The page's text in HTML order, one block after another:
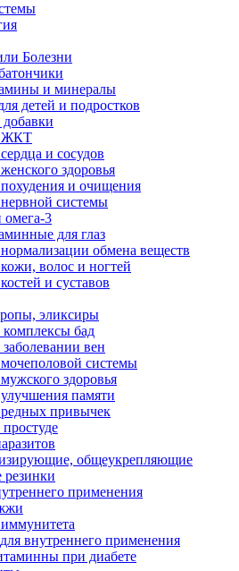
Болезни
и минералы
детей и подростков
ЖКТ
и сосудов
здоровья
и очищения
системы
3
для глаз
обмена веществ
волос и ногтей
и суставов
эликсиры
бад
вен
системы
здоровья
памяти
привычек
общеукрепляющие
резинки
применения
внутреннего применения
при диабете